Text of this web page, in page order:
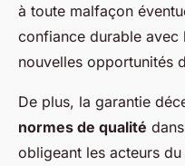
à toute malfaçon
confiance durable avec
nouvelles opportunités
De plus, la garantie
normes de qualité
obligeant les acteurs